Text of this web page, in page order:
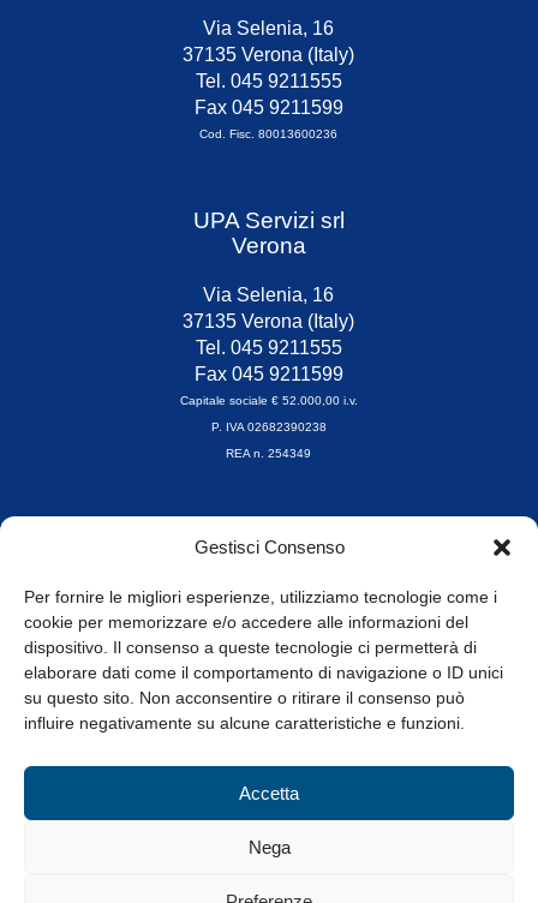
Gestisci Consenso
Per fornire le migliori esperienze, utilizziamo tecnologie come i
cookie per memorizzare e/o accedere alle informazioni del
dispositivo. Il consenso a queste tecnologie ci permetterà di
elaborare dati come il comportamento di navigazione o ID unici
su questo sito. Non acconsentire o ritirare il consenso può
influire negativamente su alcune caratteristiche e funzioni.
Accetta
Nega
Via Selenia, 16
37135 Verona (Italy)
Tel. 045 9211555
Fax 045 9211599
Cod. Fisc. 80013600236
UPA Servizi srl
Verona
Via Selenia, 16
37135 Verona (Italy)
Tel. 045 9211555
Fax 045 9211599
Capitale sociale € 52.000,00 i.v.
P. IVA 02682390238
REA n. 254349
Orari di apertura
8.30-13.00 / 14.00-17.30
Whistleblowing
© Tutti i diritti riservati
Privacy Policy e Cookie|Informativa Cookie